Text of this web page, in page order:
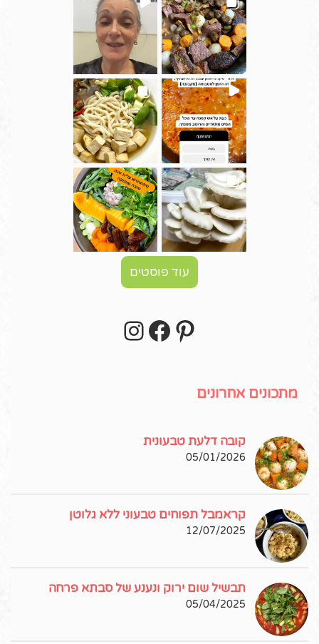
עוד פוסטים
Pinterest
Facebook
מתכונים אחרונים
קובה דלעת טבעונית
05/01/2026
קראמבל תפוחים טבעוני ללא גלוטן
12/07/2025
תבשיל שום ירוק ונענע של סבתא פרחה
05/04/2025